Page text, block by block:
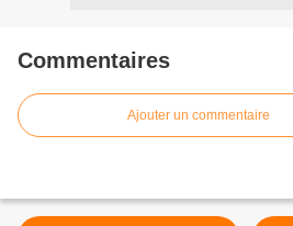
Commentaires
Ajouter un commentaire